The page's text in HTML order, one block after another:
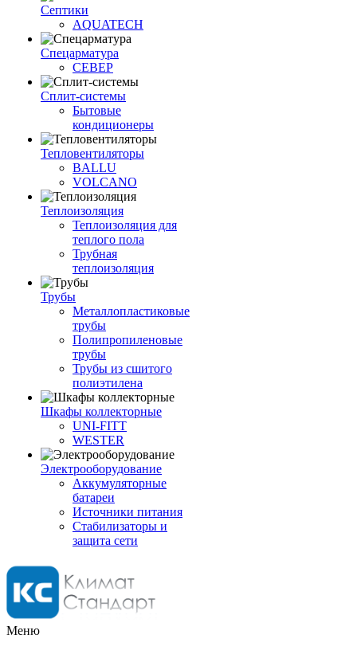
Септики
AQUATECH
Спецарматура
СЕВЕР
Сплит-системы
Бытовые
кондиционеры
Тепловентиляторы
BALLU
VOLCANO
Теплоизоляция
Теплоизоляция для
теплого пола
Трубная
теплоизоляция
Трубы
Металлопластиковые
трубы
Полипропиленовые
трубы
Трубы из сшитого
полиэтилена
Шкафы коллекторные
UNI-FITT
WESTER
Электрооборудование
Аккумуляторные
батареи
Источники питания
Стабилизаторы и
защита сети
Меню